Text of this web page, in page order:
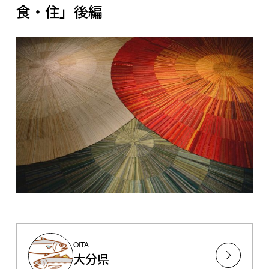
食・住」後編
OITA
大分県